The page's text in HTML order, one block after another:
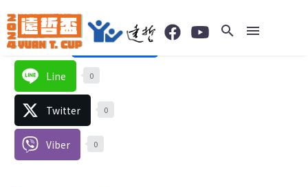
0
SHARES Facebook 0
Line 0
Twitter 0
Viber 0